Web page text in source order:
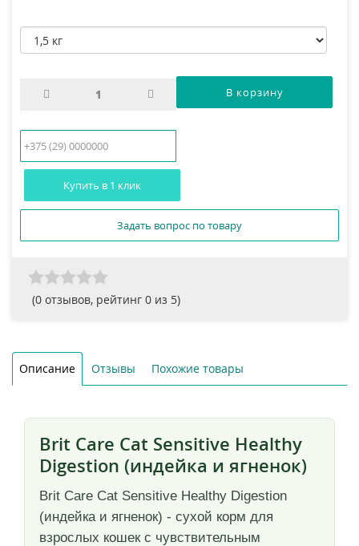
Купить в 1 клик
Задать вопрос по товару
(0 отзывов, рейтинг 0 из 5)
Описание Отзывы Похожие товары
Brit Care Cat Sensitive Healthy
Digestion (индейка и ягненок)
Brit Care Cat Sensitive Healthy Digestion
(индейка и ягненок) - сухой корм для
взрослых кошек с чувствительным